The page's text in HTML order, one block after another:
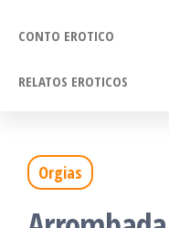
CONTO EROTICO
RELATOS EROTICOS
Orgias